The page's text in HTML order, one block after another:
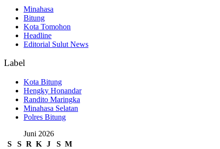
Minahasa
Bitung
Kota Tomohon
Headline
Editorial Sulut News
Label
Kota Bitung
Hengky Honandar
Randito Maringka
Minahasa Selatan
Polres Bitung
Juni 2026
S
S R K J S M